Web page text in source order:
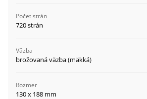
Počet strán
720 strán
Väzba
brožovaná väzba (mäkká)
Rozmer
130 x 188 mm